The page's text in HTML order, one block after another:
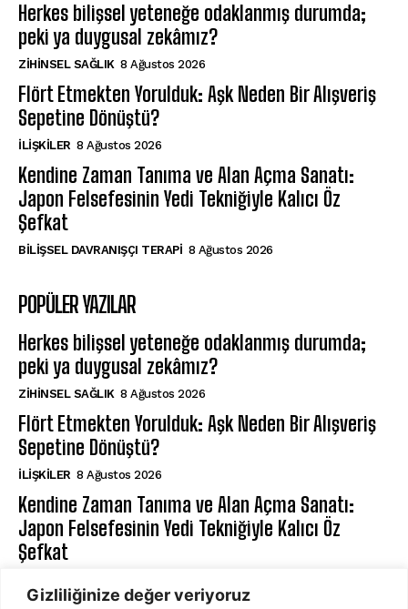
Gizliliğinize değer veriyoruz
Herkes bilişsel yeteneğe odaklanmış durumda;
peki ya duygusal zekâmız?
ZIHINSEL SAĞLIK 8 Ağustos 2026
Flört Etmekten Yorulduk: Aşk Neden Bir Alışveriş
Sepetine Dönüştü?
İLIŞKILER 8 Ağustos 2026
Kendine Zaman Tanıma ve Alan Açma Sanatı:
Japon Felsefesinin Yedi Tekniğiyle Kalıcı Öz
Şefkat
BILIŞSEL DAVRANIŞÇI TERAPI 8 Ağustos 2026
POPÜLER YAZILAR
Herkes bilişsel yeteneğe odaklanmış durumda;
peki ya duygusal zekâmız?
ZIHINSEL SAĞLIK 8 Ağustos 2026
Flört Etmekten Yorulduk: Aşk Neden Bir Alışveriş
Sepetine Dönüştü?
İLIŞKILER 8 Ağustos 2026
Kendine Zaman Tanıma ve Alan Açma Sanatı:
Japon Felsefesinin Yedi Tekniğiyle Kalıcı Öz
Şefkat